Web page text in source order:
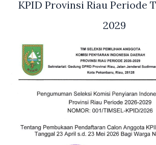
KPID Provinsi Riau Periode
2029